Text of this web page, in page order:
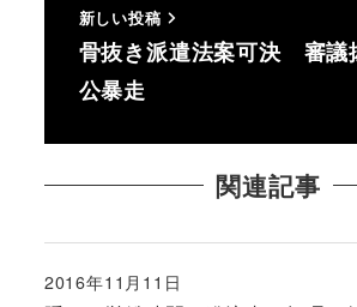
新しい投稿
骨抜き派遣法案可決 審議
公暴走
関連記事
投稿日
2016年11月11日